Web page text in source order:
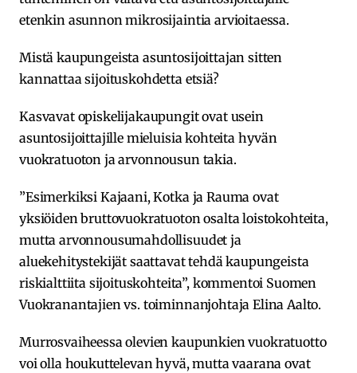
etenkin asunnon mikrosijaintia arvioitaessa.
Mistä kaupungeista asuntosijoittajan sitten
kannattaa sijoituskohdetta etsiä?
Kasvavat opiskelijakaupungit ovat usein
asuntosijoittajille mieluisia kohteita hyvän
vuokratuoton ja arvonnousun takia.
”Esimerkiksi Kajaani, Kotka ja Rauma ovat
yksiöiden bruttovuokratuoton osalta loistokohteita,
mutta arvonnousumahdollisuudet ja
aluekehitystekijät saattavat tehdä kaupungeista
riskialttiita sijoituskohteita”, kommentoi Suomen
Vuokranantajien vs. toiminnanjohtaja Elina Aalto.
Murrosvaiheessa olevien kaupunkien vuokratuotto
voi olla houkuttelevan hyvä, mutta vaarana ovat